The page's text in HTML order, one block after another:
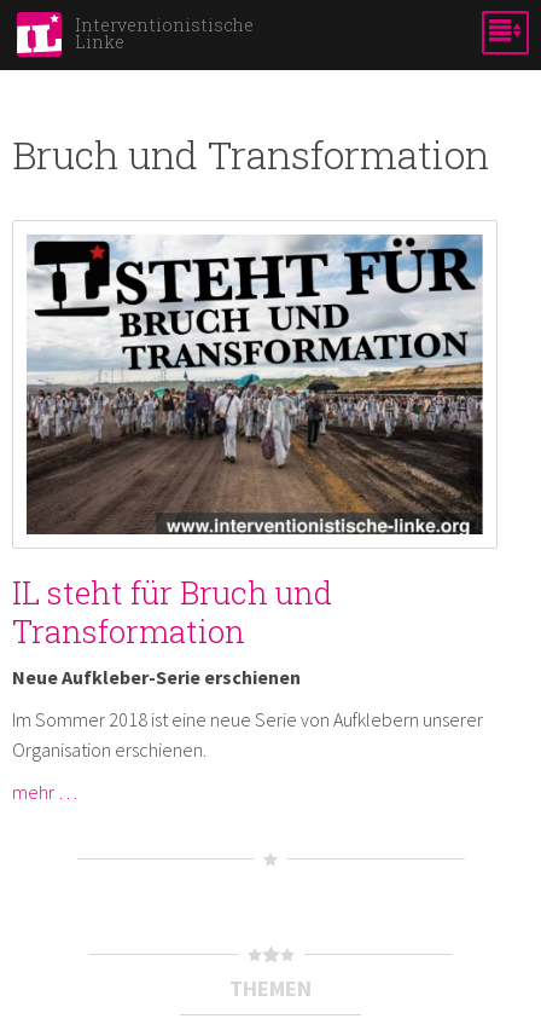
Skip to
content
Interventionistische
Linke
Bruch und Transformation
IL steht für Bruch und
Transformation
Neue Aufkleber-Serie erschienen
Im Sommer 2018 ist eine neue Serie von Aufklebern unserer
Organisation erschienen.
mehr …
THEMEN